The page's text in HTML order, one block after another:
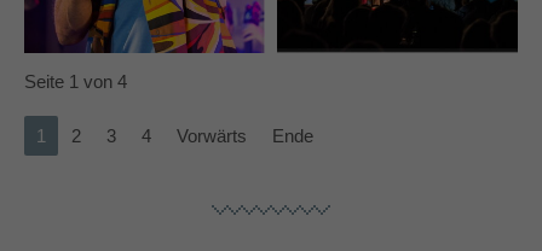
info@yourdomain.com
About us
Lorem ipsum dolor sit amet, consectetuer
adipiscing elit.
Cum sociis natoque penatibus et magnis dis parturient
Seite 1 von 4
1 2 3 4 Vorwärts Ende